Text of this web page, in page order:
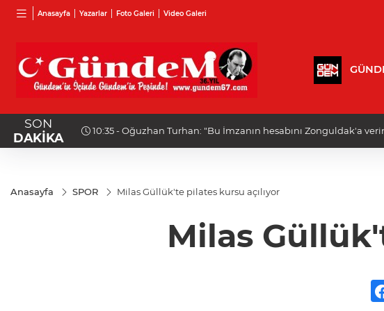
Anasayfa Yazarlar Foto Galeri Video Galeri
SON
DAKİKA
10:35 - Oğuzhan Turhan: "Bu İmzanın hesabını Zonguldak'a
Anasayfa SPOR Milas Güllük'te pilates kursu açılıyor
Milas